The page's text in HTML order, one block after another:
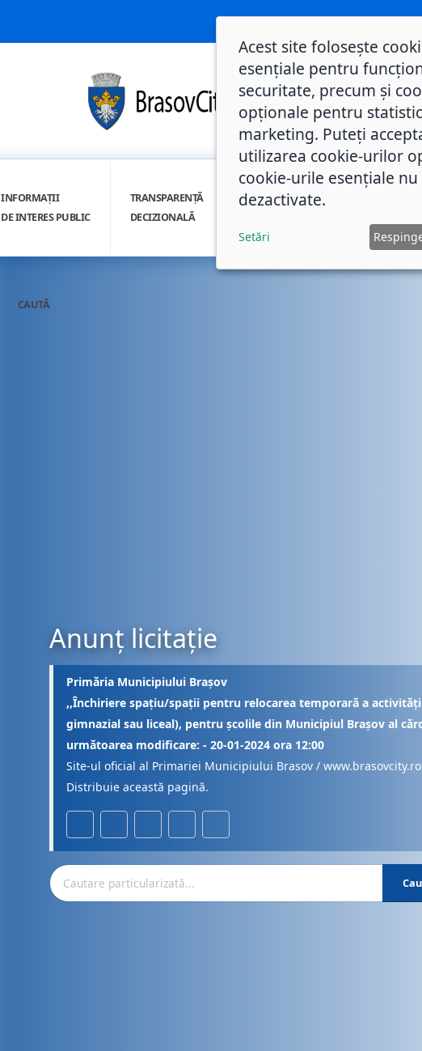
INFORMAȚII
DE INTERES PUBLIC
TRANSPARENȚĂ
DECIZIONALĂ
INTEGRITATE
CAUTĂ
Anunț licitație
Primăria Municipiului Brașov
,,Închiriere spațiu/spații pentru relocarea temporară a
gimnazial sau liceal), pentru școlile din Municipiul Brașov al
următoarea modificare: - 20-01-2024 ora 12:00
Site-ul oficial al Primariei Municipiului Brasov / www.brasovcity.ro
Distribuie această pagină.
Acest site folosește
esențiale pentru
securitate, precum și
opționale pentru
marketing. Puteți
utilizarea cookie-urilor
cookie-urile esențiale
dezactivate.
Setări